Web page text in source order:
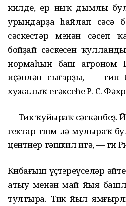
килде, ер ныҡ дымлы
урындарҙа һайлап сәсә
сәскестәр менән сәсеп
бойҙай сәскесен
нормаһын баш агроном
иҫәпләп сығарҙы, — тип
хужалыҡ етәксеһе Р. С.
— Тик ҡуйыраҡ сәскәнбеҙ.
гектар төшөмө лә мулыраҡ
центнер тәшкил итә, — ти
Көнбағыш үҫтереүселәр
атыу менән май йыя
тултыра. Тик йыл